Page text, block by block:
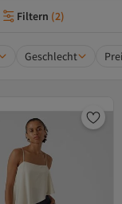
Filtern (2)
Geschlecht